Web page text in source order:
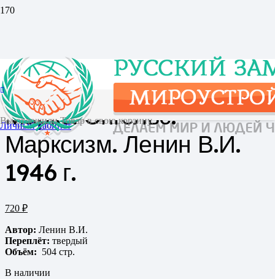
Вы отложилиТоварв свою корзину.
Личный кабинет
Главная/Книги/ Маркс. Энгельс. Марксизм. Ленин В.И. 1946
г.
Маркс. Энгельс.
Марксизм. Ленин В.И.
1946 г.
720 ₽
Автор: Ленин В.И.
Переплёт: твердый
Объём: 504 стр.
В наличии